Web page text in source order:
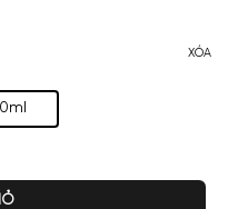
XÓA
EDP số lượng